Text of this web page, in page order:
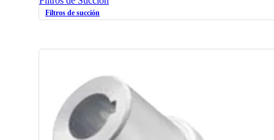
Filtros de succión